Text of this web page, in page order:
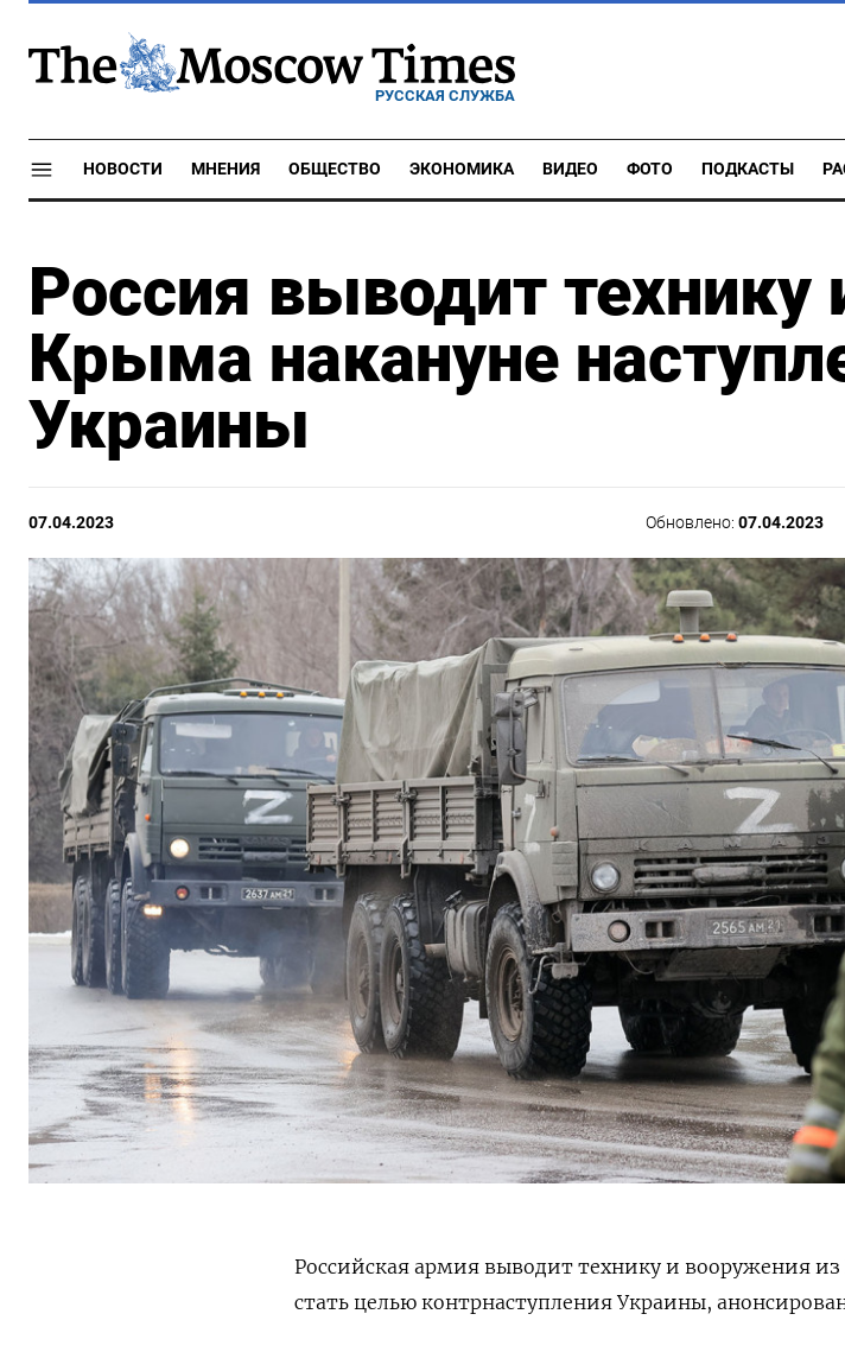
РУССКАЯ СЛУЖБА
НОВОСТИ МНЕНИЯ ОБЩЕСТВО ЭКОНОМИКА ВИДЕО ФОТО ПОДКАСТЫ
Россия выводит технику
Крыма накануне
Украины
07.04.2023 Обновлено:07.04.2023
Российская армия выводит технику и вооружения
стать целью контрнаступления Украины,